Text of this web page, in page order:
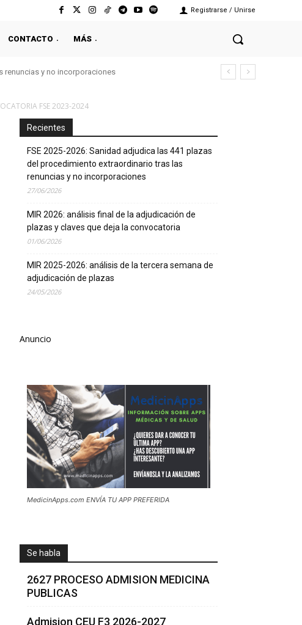
Registrarse / Unirse
CONTACTO MÁS
renuncias y no incorporaciones
FSE 2023-2024
Recientes
FSE 2025-2026: Sanidad adjudica las 441 plazas
del procedimiento extraordinario tras las
renuncias y no incorporaciones
27/06/2026
MIR 2026: análisis final de la adjudicación de
plazas y claves que deja la convocatoria
01/06/2026
MIR 2025-2026: análisis de la tercera semana de
adjudicación de plazas
24/05/2026
Anuncio
MedicinApps.com ENVÍA TU APP PREFERIDA
Se habla
2627 PROCESO ADMISION MEDICINA
PUBLICAS
Admision CEU F3 2026-2027